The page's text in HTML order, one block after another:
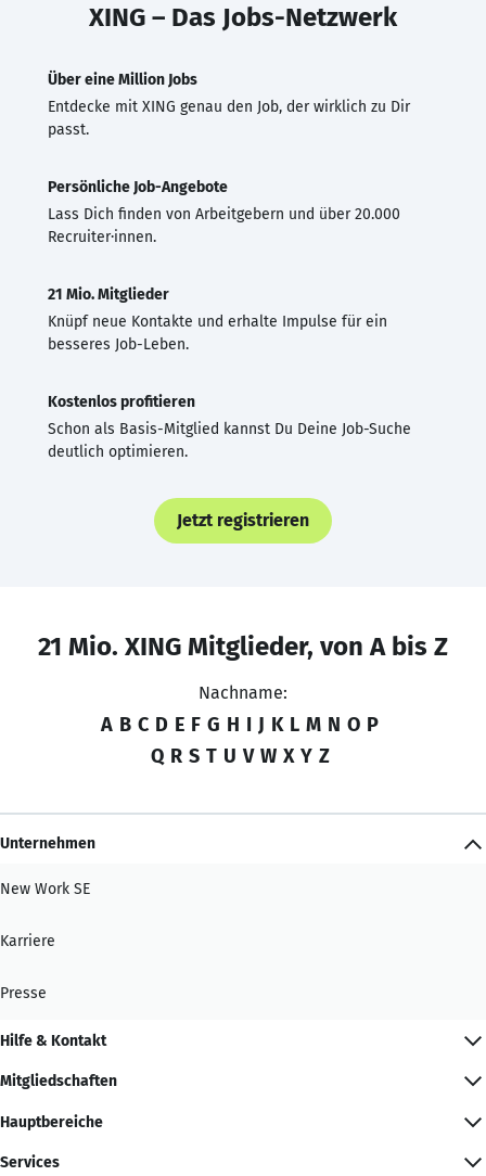
XING – Das Jobs-Netzwerk
Über eine Million Jobs
Entdecke mit XING genau den Job, der wirklich zu Dir
passt.
Persönliche Job-Angebote
Lass Dich finden von Arbeitgebern und über 20.000
Recruiter·innen.
21 Mio. Mitglieder
Knüpf neue Kontakte und erhalte Impulse für ein
besseres Job-Leben.
Kostenlos profitieren
Schon als Basis-Mitglied kannst Du Deine Job-Suche
deutlich optimieren.
Jetzt registrieren
21 Mio. XING Mitglieder, von A bis Z
Nachname:
A B C D E F G H I J K L M N O P
Q R S T U V W X Y Z
Unternehmen
New Work SE
Karriere
Presse
Hilfe & Kontakt
Mitgliedschaften
Hauptbereiche
Services